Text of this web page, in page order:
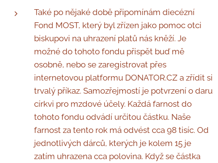
Také po nějaké době připomínám diecézní
Fond MOST, který byl zřízen jako pomoc otci
biskupovi na uhrazení platů nás kněží. Je
možné do tohoto fondu přispět buď mě
osobně, nebo se zaregistrovat přes
internetovou platformu DONATOR.CZ a zřídit si
trvalý příkaz. Samozřejmostí je potvrzení o daru
církvi pro mzdové účely. Každá farnost do
tohoto fondu odvádí určitou částku. Naše
farnost za tento rok má odvést cca 98 tisíc. Od
jednotlivých dárců, kterých je kolem 15 je
zatím uhrazena cca polovina. Když se částka